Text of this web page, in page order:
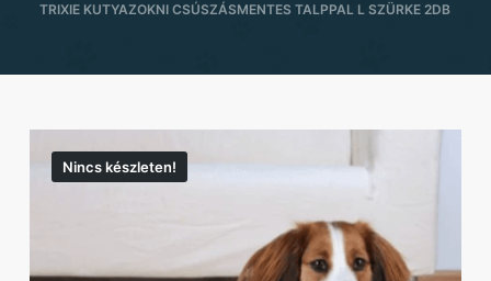
TRIXIE KUTYAZOKNI CSÚSZÁSMENTES TALPPAL L SZÜRKE 2DB
Nincs készleten!